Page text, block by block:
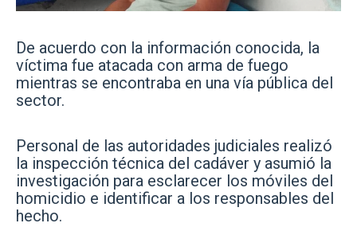
De acuerdo con la información conocida, la
víctima fue atacada con arma de fuego
mientras se encontraba en una vía pública del
sector.
Personal de las autoridades judiciales realizó
la inspección técnica del cadáver y asumió la
investigación para esclarecer los móviles del
homicidio e identificar a los responsables del
hecho.